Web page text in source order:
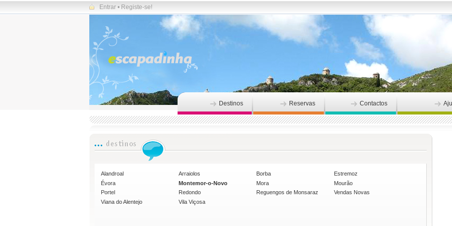
Entrar • Registe-se!
Destinos Reservas Contactos
Alandroal Arraiolos Borba
Estremoz
Évora
Montemor-o-Novo Mora
Mourão
Portel
Redondo Reguengos de Monsaraz
Vendas Novas
Viana do Alentejo
Vila Viçosa